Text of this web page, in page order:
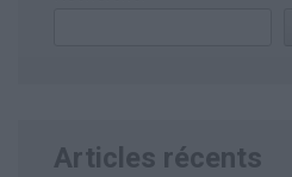
Articles récents